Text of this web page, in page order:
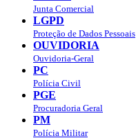
Junta Comercial
LGPD
Proteção de Dados Pessoais
OUVIDORIA
Ouvidoria-Geral
PC
Polícia Civil
PGE
Procuradoria Geral
PM
Polícia Militar